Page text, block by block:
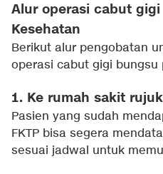
Alur operasi cabut
Kesehatan
Berikut alur pengobatan
operasi cabut gigi bungsu
1. Ke rumah sakit
Pasien yang sudah
FKTP bisa segera
sesuai jadwal untuk